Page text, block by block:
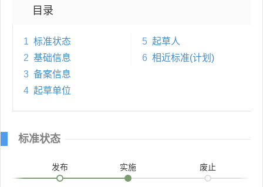
目录
1 标准状态
2 基础信息
3 备案信息
4 起草单位
5 起草人
6 相近标准(计划)
标准状态
发布 实施 废止